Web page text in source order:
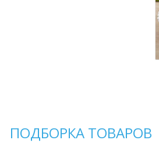
ПОДБОРКА ТОВАРОВ